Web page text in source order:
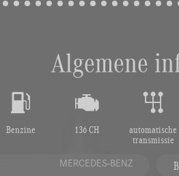
Algemene
Benzine 136 CH automatische
transmissie
MERCEDES-BENZ